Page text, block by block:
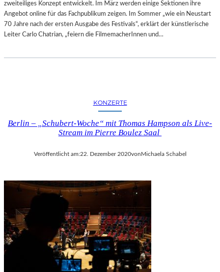
R
–
E
I
E
B
E
D
K
U
S
T
D
E
Z
zweiteiliges Konzept entwickelt. Im März werden einige Sektionen ihre
Angebot online für das Fachpublikum zeigen. Im Sommer „wie ein Neustart
70 Jahre nach der ersten Ausgabe des Festivals“, erklärt der künstlerische
Leiter Carlo Chatrian, „feiern die FilmemacherInnen und…
KONZERTE
Berlin – „Schubert-Woche“ mit Thomas Hampson als Live-
Stream im Pierre Boulez Saal
Veröffentlicht am:22. Dezember 2020von Michaela Schabel